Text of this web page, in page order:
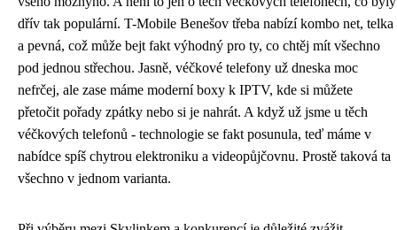
dřív tak populární. T-Mobile Benešov třeba nabízí kombo net, telka
a pevná, což může bejt fakt výhodný pro ty, co chtěj mít všechno
pod jednou střechou. Jasně, véčkové telefony už dneska moc
nefrčej, ale zase máme moderní boxy k IPTV, kde si můžete
přetočit pořady zpátky nebo si je nahrát. A když už jsme u těch
véčkových telefonů - technologie se fakt posunula, teď máme v
nabídce spíš chytrou elektroniku a videopůjčovnu. Prostě taková ta
všechno v jednom varianta.